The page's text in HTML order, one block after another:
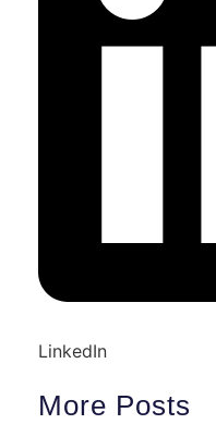
LinkedIn
More Posts